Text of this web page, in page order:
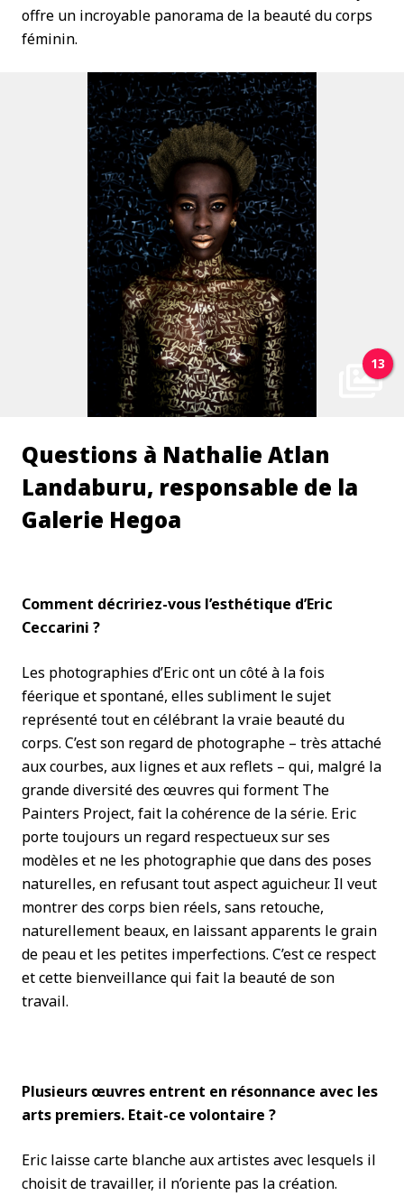
offre un incroyable panorama de la beauté du corps
féminin.
13
Questions à Nathalie Atlan
Landaburu, responsable de la
Galerie Hegoa
Comment décririez-vous l’esthétique d’Eric
Ceccarini ?
Les photographies d’Eric ont un côté à la fois
féerique et spontané, elles subliment le sujet
représenté tout en célébrant la vraie beauté du
corps. C’est son regard de photographe – très attaché
aux courbes, aux lignes et aux reflets – qui, malgré la
grande diversité des œuvres qui forment The
Painters Project, fait la cohérence de la série. Eric
porte toujours un regard respectueux sur ses
modèles et ne les photographie que dans des poses
naturelles, en refusant tout aspect aguicheur. Il veut
montrer des corps bien réels, sans retouche,
naturellement beaux, en laissant apparents le grain
de peau et les petites imperfections. C’est ce respect
et cette bienveillance qui fait la beauté de son
travail.
Plusieurs œuvres entrent en résonnance avec les
arts premiers. Etait-ce volontaire ?
Eric laisse carte blanche aux artistes avec lesquels il
choisit de travailler, il n’oriente pas la création.